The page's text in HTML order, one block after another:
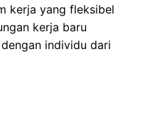
kerja yang fleksibel
kerja baru
individu dari